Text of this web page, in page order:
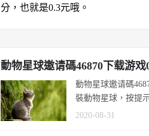
分，也就是0.3元哦。
動物星球邀请碼46870下载游戏
動物星球邀请碼
裝動物星球，按提
2020-08-31